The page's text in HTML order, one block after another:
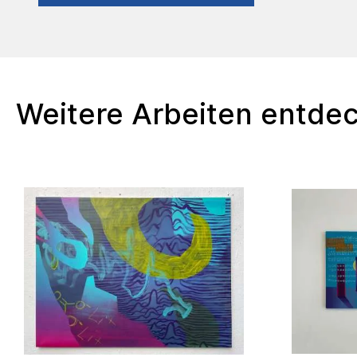
Weitere Arbeiten